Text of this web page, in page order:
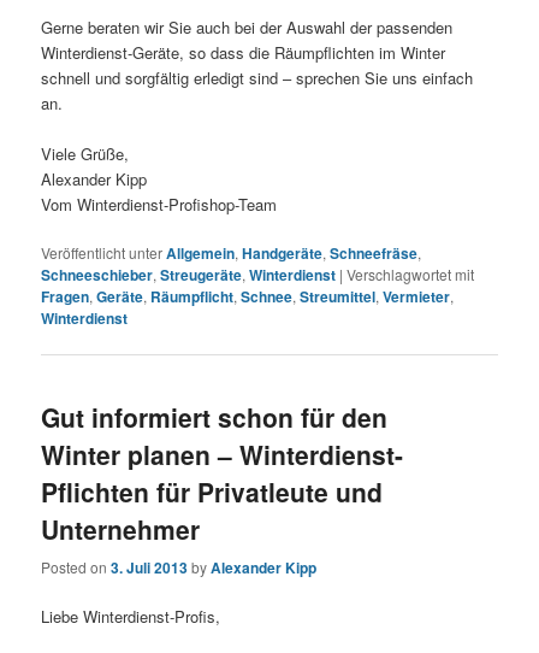
Gerne beraten wir Sie auch bei der Auswahl der passenden
Winterdienst-Geräte, so dass die Räumpflichten im Winter
schnell und sorgfältig erledigt sind – sprechen Sie uns einfach
an.
Viele Grüße,
Alexander Kipp
Vom Winterdienst-Profishop-Team
Veröffentlicht unterAllgemein,Handgeräte,Schneefräse,
Schneeschieber,Streugeräte,Winterdienst |Verschlagwortet mit
Fragen,Geräte, Räumpflicht,Schnee,Streumittel,Vermieter,
Winterdienst
Gut informiert schon für den
Winter planen – Winterdienst-
Pflichten für Privatleute und
Unternehmer
Posted on3. Juli 2013byAlexander Kipp
Liebe Winterdienst-Profis,